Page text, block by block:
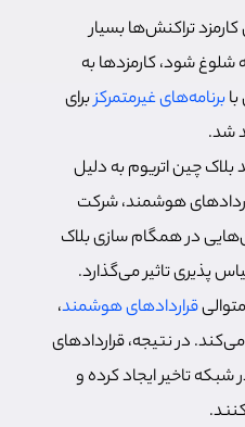
تراکنش‌ها بسیار
شلوغ شود، کارمزدها به
برنامه‌های غیرمتمرکزبرای
شد.
بلاک چین اتریوم به دلیل
هوشمند، شرکت
در همگام سازی بلاک
پذیری تاثیر می‌گذارد.
قراردادهای هوشمند،
در نتیجه، قراردادهای
تاخیر ایجاد کرده و